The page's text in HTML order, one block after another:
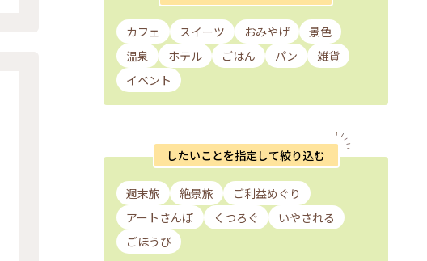
カフェ スイーツ おみやげ
景色
温泉
ホテル ごはん パン
雑貨
イベント
したいことを指定して絞り込む
週末旅 絶景旅
ご利益めぐり
アートさんぽ
くつろぐ
いやされる
ごほうび